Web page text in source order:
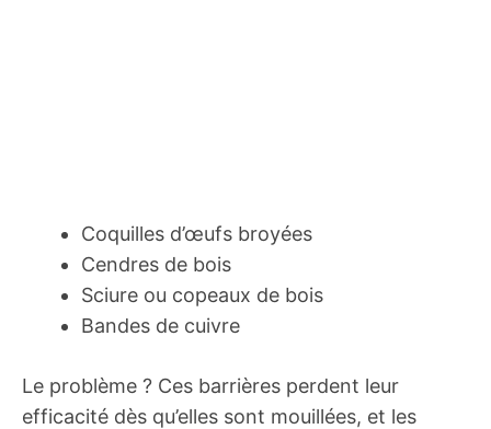
Coquilles d’œufs broyées
Cendres de bois
Sciure ou copeaux de bois
Bandes de cuivre
Le problème ? Ces barrières perdent leur
efficacité dès qu’elles sont mouillées, et les